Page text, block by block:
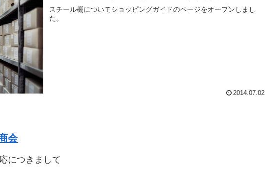
スチール棚についてショッピングガイドのページをオープンしまし
た。
2014.07.02
会
につきまして